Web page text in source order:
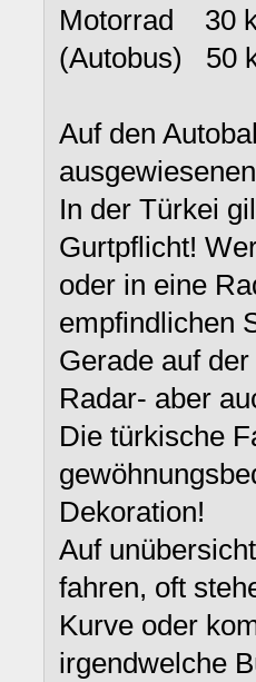
Auf den
In der Türkei
Gurtpflicht!
oder in eine
empfindlichen
Gerade auf
Radar- aber
Die türkische
Dekoration!
Auf
fahren, oft
Kurve oder
irgendwelche